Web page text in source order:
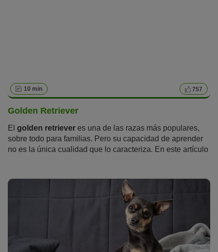
10 min 757
Golden Retriever
El golden retriever es una de las razas más populares,
sobre todo para familias. Pero su capacidad de aprender
no es la única cualidad que lo caracteriza. En este artículo